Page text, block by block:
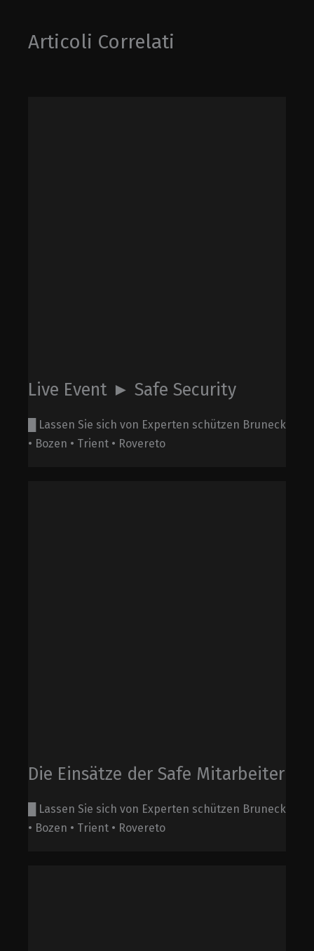
Articoli Correlati
Live Event ► Safe Security
█ Lassen Sie sich von Experten schützen Bruneck
• Bozen • Trient • Rovereto
Die Einsätze der Safe Mitarbeiter
█ Lassen Sie sich von Experten schützen Bruneck
• Bozen • Trient • Rovereto